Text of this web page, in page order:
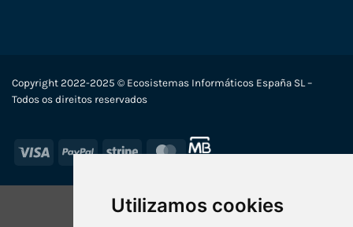
Utilizamos cookies
Copyright 2022-2025 © Ecosistemas Informáticos España SL –
Todos os direitos reservados
Visa PayPal Stripe MasterCard